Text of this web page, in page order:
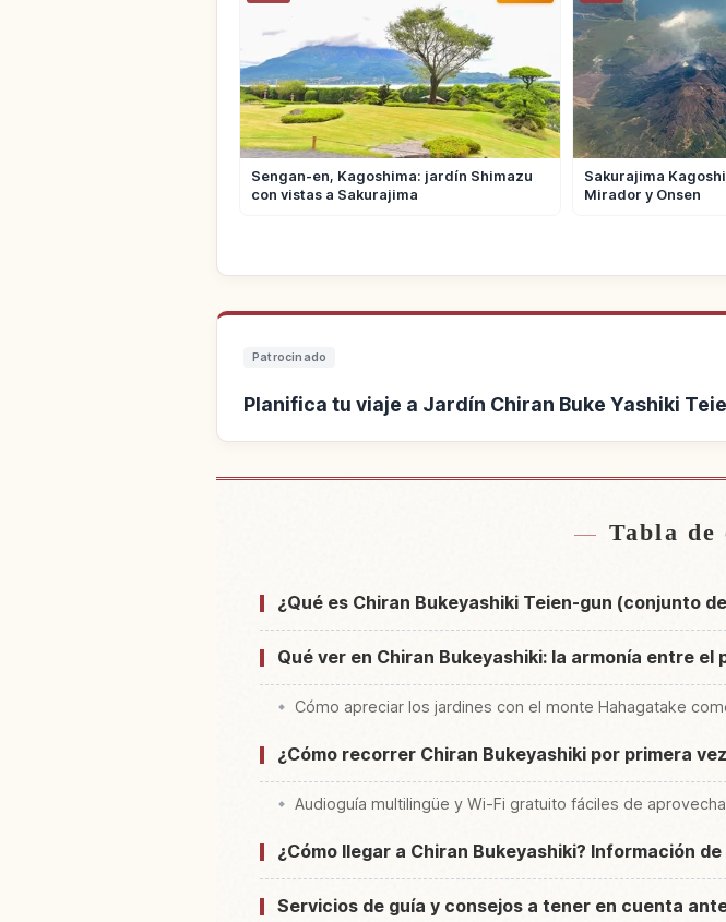
Sengan-en, Kagoshima: jardín Shimazu
con vistas a Sakurajima
Sakurajima
Mirador y Onsen
Patrocinado
Planifica tu viaje a Jardín Chiran Buke Yashiki
Tabla de
¿Qué es Chiran Bukeyashiki Teien-gun (conjunto
Qué ver en Chiran Bukeyashiki: la armonía entre el
Cómo apreciar los jardines con el monte Hahagatake
¿Cómo recorrer Chiran Bukeyashiki por primera
Audioguía multilingüe y Wi-Fi gratuito fáciles de
¿Cómo llegar a Chiran Bukeyashiki? Información
Servicios de guía y consejos a tener en cuenta